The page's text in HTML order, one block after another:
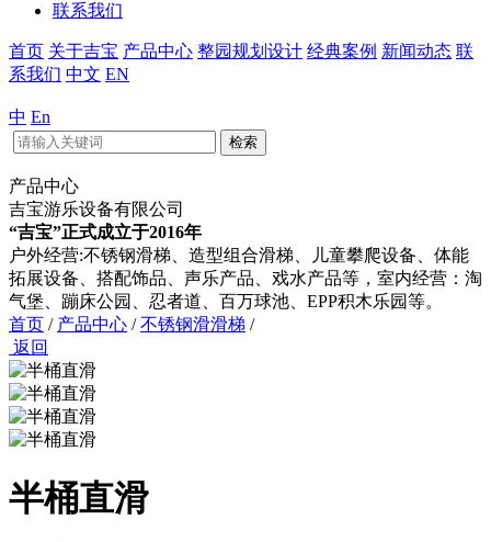
联系我们
首页 关于吉宝 产品中心 整园规划设计 经典案例 新闻动态 联
系我们 中文 EN
中 En
检索
产品中心
吉宝游乐设备有限公司
“吉宝”正式成立于2016年
户外经营:不锈钢滑梯、造型组合滑梯、儿童攀爬设备、体能
拓展设备、搭配饰品、声乐产品、戏水产品等，室内经营：淘
气堡、蹦床公园、忍者道、百万球池、EPP积木乐园等。
首页 / 产品中心 / 不锈钢滑滑梯 /
返回
半桶直滑